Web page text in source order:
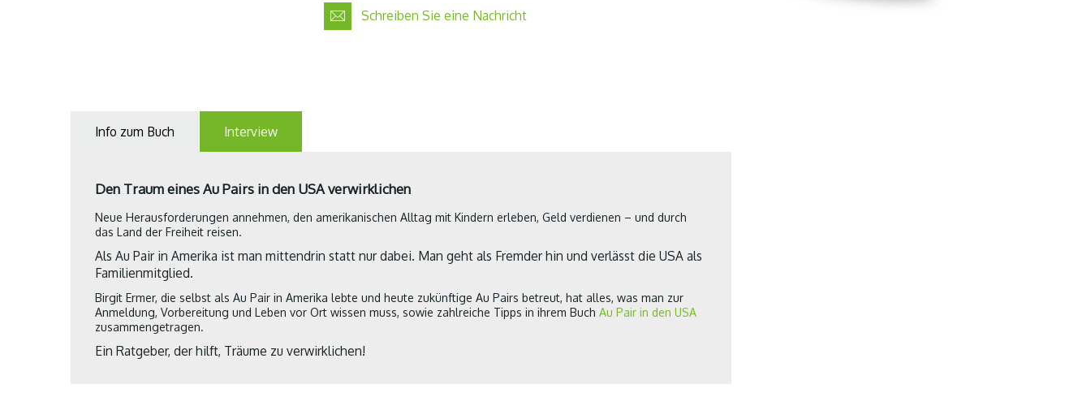
Schreiben Sie eine Nachricht
Info zum Buch Interview
Den Traum eines Au Pairs in den USA verwirklichen
Neue Herausforderungen annehmen, den amerikanischen Alltag mit Kindern erleben, Geld verdienen – und durch
das Land der Freiheit reisen.
Als Au Pair in Amerika ist man mittendrin statt nur dabei. Man geht als Fremder hin und verlässt die USA als
Familienmitglied.
Birgit Ermer, die selbst als Au Pair in Amerika lebte und heute zukünftige Au Pairs betreut, hat alles, was man zur
Anmeldung, Vorbereitung und Leben vor Ort wissen muss, sowie zahlreiche Tipps in ihrem Buch Au Pair in den USA
zusammengetragen.
Ein Ratgeber, der hilft, Träume zu verwirklichen!